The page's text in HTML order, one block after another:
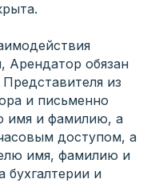
Арендатор обязан
из
и письменно
имя и фамилию, а
доступом, а
имя, фамилию и
бухгалтерии и